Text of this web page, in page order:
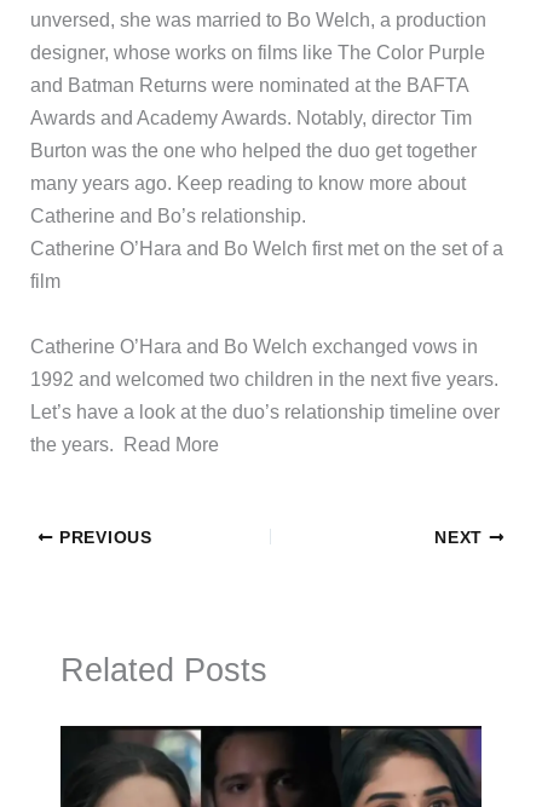
unversed, she was married to Bo Welch, a production
designer, whose works on films like The Color Purple
and Batman Returns were nominated at the BAFTA
Awards and Academy Awards. Notably, director Tim
Burton was the one who helped the duo get together
many years ago. Keep reading to know more about
Catherine and Bo’s relationship.
Catherine O’Hara and Bo Welch first met on the set of a
film
​Catherine O’Hara and Bo Welch exchanged vows in
1992 and welcomed two children in the next five years.
Let’s have a look at the duo’s relationship timeline over
the years. ​Read More
PREVIOUS NEXT
Related Posts